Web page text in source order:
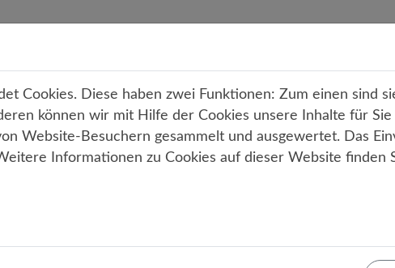
Cookies. Diese haben zwei Funktionen: Zum einen sind
können wir mit Hilfe der Cookies unsere Inhalte für
Website-Besuchern gesammelt und ausgewertet. Das
Informationen zu Cookies auf dieser Website finden